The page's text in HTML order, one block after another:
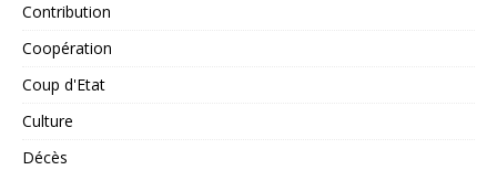
Contribution
Coopération
Coup d'Etat
Culture
Décès